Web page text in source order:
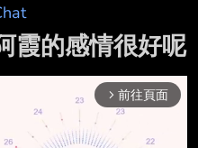
霞的感情很好呢
arrow_forward_ios 前往頁面